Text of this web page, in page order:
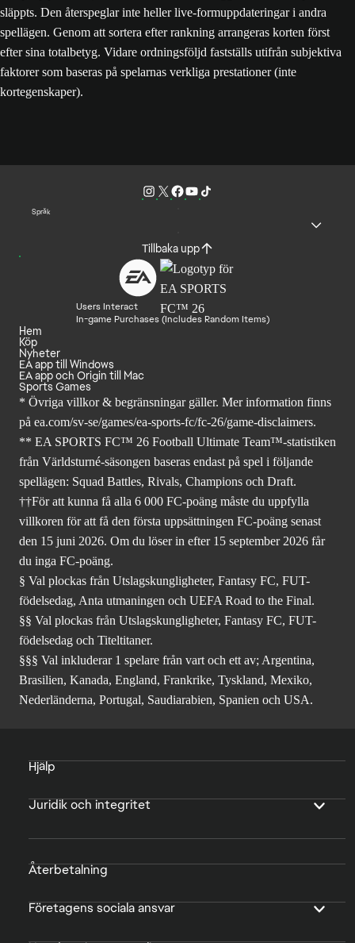
typer av spelarkort (till exempel hjältar, ikoner eller
kampanjspelarkort), inklusive sådana som läggs till efter att spelet
släppts. Den återspeglar inte heller live-formuppdateringar i andra
spellägen. Genom att sortera efter rankning arrangeras korten först
efter sina totalbetyg. Vidare ordningsföljd fastställs utifrån subjektiva
Tillbaka upp
In-game Purchases (Includes Random Items)
Hem
Köp
Nyheter
EA app till Windows
EA app och Origin till Mac
Sports Games
* Övriga villkor & begränsningar gäller. Merinformation finns
på ea.com/sv-se/games/ea-sports-fc/fc-26/game-disclaimers.
** EA SPORTS FC™ 26 Football Ultimate Team™-statistiken
från Världsturné-säsongen baseras endast på spel i följande
spellägen: Squad Battles, Rivals, Champions och Draft.
††För att kunna få alla 6 000 FC-poäng måste du uppfylla
villkoren för att få den första uppsättningen FC-poäng senast
den 15 juni 2026. Om du löser in efter 15 september 2026 får
du inga FC-poäng.
§ Val plockas från Utslagskungligheter, Fantasy FC, FUT-
födelsedag, Anta utmaningen och UEFA Road to the Final.
§§ Val plockas från Utslagskungligheter, Fantasy FC, FUT-
födelsedag och Titeltitaner.
§§§ Val inkluderar 1 spelare från vart och ett av; Argentina,
Hjälp
Juridik och integritet
Återbetalning